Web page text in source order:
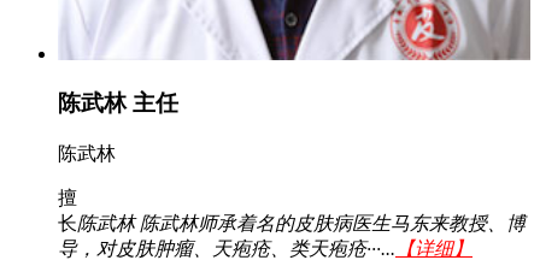
陈武林 主任
陈武林
擅
长陈武林 陈武林师承着名的皮肤病医生马东来教授、博
导，对皮肤肿瘤、天疱疮、类天疱疮···... 【详细】